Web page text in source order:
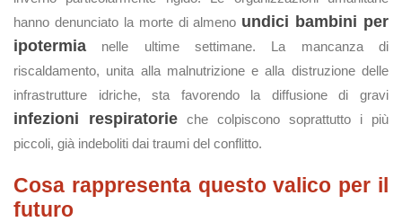
hanno denunciato la morte di almeno undici bambini per
ipotermia nelle ultime settimane. La mancanza di
riscaldamento, unita alla malnutrizione e alla distruzione delle
infrastrutture idriche, sta favorendo la diffusione di gravi
infezioni respiratorie che colpiscono soprattutto i più
piccoli, già indeboliti dai traumi del conflitto.
Cosa rappresenta questo valico per il
futuro